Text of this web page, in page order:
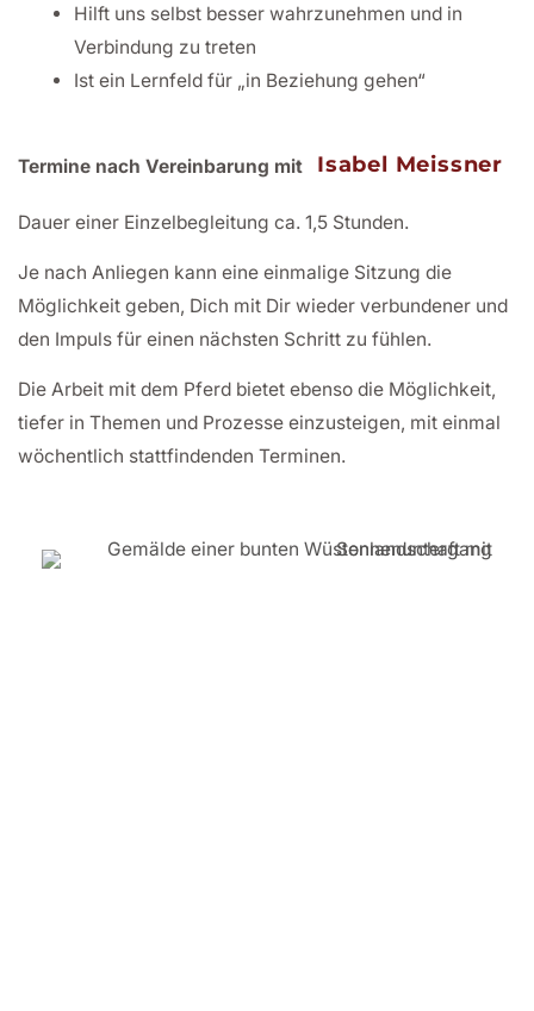
Hilft uns selbst besser wahrzunehmen und in
Verbindung zu treten
Ist ein Lernfeld für „in Beziehung gehen“
Termine nach Vereinbarung mit Isabel Meissner
Dauer einer Einzelbegleitung ca. 1,5 Stunden.
Je nach Anliegen kann eine einmalige Sitzung die
Möglichkeit geben, Dich mit Dir wieder verbundener und
den Impuls für einen nächsten Schritt zu fühlen.
Die Arbeit mit dem Pferd bietet ebenso die Möglichkeit,
tiefer in Themen und Prozesse einzusteigen, mit einmal
wöchentlich stattfindenden Terminen.